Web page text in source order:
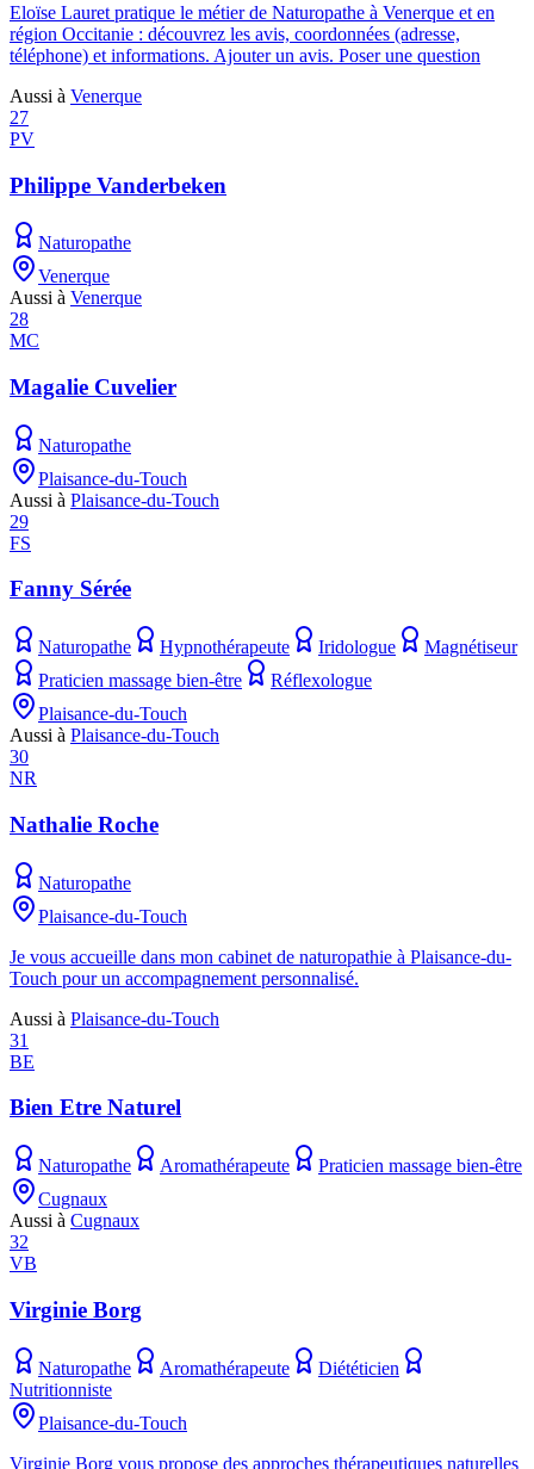
Eloïse Lauret pratique le métier de Naturopathe à Venerque et en
région Occitanie : découvrez les avis, coordonnées (adresse,
téléphone) et informations. Ajouter un avis. Poser une question
Aussi à Venerque
27
PV
Philippe Vanderbeken
Naturopathe
Venerque
Aussi à Venerque
28
MC
Magalie Cuvelier
Naturopathe
Plaisance-du-Touch
Aussi à Plaisance-du-Touch
29
FS
Fanny Sérée
Naturopathe Hypnothérapeute Iridologue
Magnétiseur
Praticien massage bien-être
Réflexologue
Plaisance-du-Touch
Aussi à Plaisance-du-Touch
30
NR
Nathalie Roche
Naturopathe
Plaisance-du-Touch
Je vous accueille dans mon cabinet de naturopathie à Plaisance-du-
Touch pour un accompagnement personnalisé.
Aussi à Plaisance-du-Touch
31
BE
Bien Etre Naturel
Naturopathe Aromathérapeute
Praticien massage bien-être
Cugnaux
Aussi à Cugnaux
32
VB
Virginie Borg
Naturopathe Aromathérapeute
Diététicien
Nutritionniste
Plaisance-du-Touch
Virginie Borg vous propose des approches thérapeutiques naturelles